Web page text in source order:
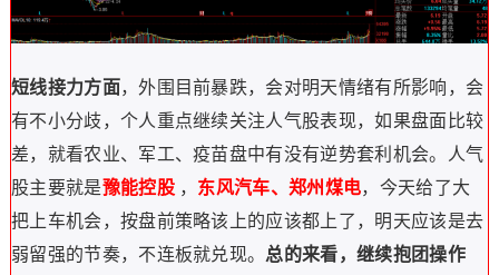
短线接力方面，外围目前暴跌，会对明天情绪有所影响，会
有不小分歧，个人重点继续关注人气股表现，如果盘面比较
差，就看农业、军工、疫苗盘中有没有逆势套利机会。人气
股主要就是豫能控股， 东风汽车、郑州煤电，今天给了大
把上车机会，按盘前策略该上的应该都上了，明天应该是去
弱留强的节奏，不连板就兑现。 总的来看，继续抱团操作